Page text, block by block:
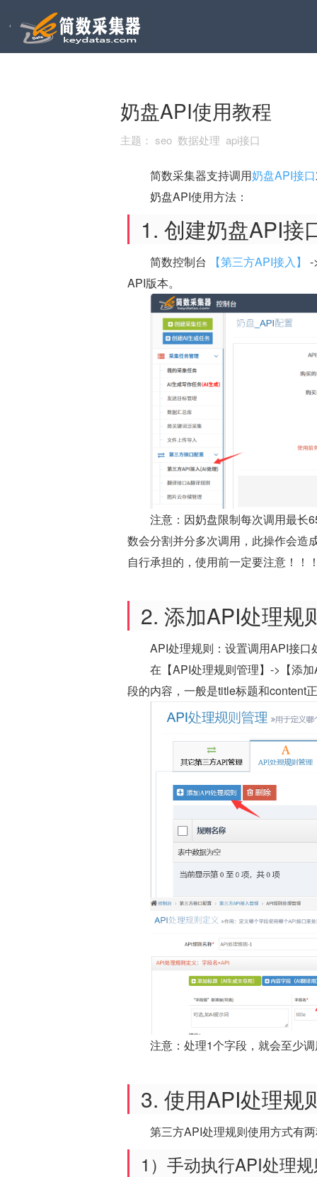
奶盘API使用教程
主题： seo 数据处理 api接口
简数采集器支持调用奶盘API接口
奶盘API使用方法：
1. 创建奶盘API接
简数控制台 【第三方API接入】 -
API版本。
注意：因奶盘限制每次调用最长
数会分割并分多次调用，此操作会造
自行承担的，使用前一定要注意！！
2. 添加API处理规
API处理规则：设置调用API接口
在【API处理规则管理】->【添
段的内容，一般是title标题和content
注意：处理1个字段，就会至少
3. 使用API处理规
第三方API处理规则使用方式有
1）手动执行API处理